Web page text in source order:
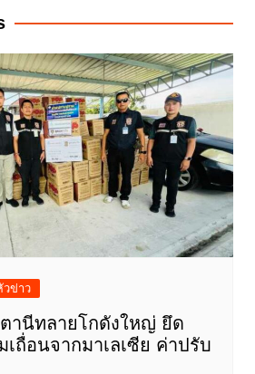
ข่าว
านีทลายโกดังใหญ่ ยึด
ถื่อนจากมาเลเซีย ค่าปรับ